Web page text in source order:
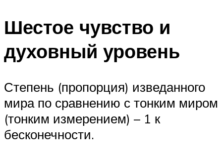
Шестое чувство и
духовный уровень
Степень (пропорция) изведанного
мира по сравнению с тонким миром
(тонким измерением) – 1 к
бесконечности.